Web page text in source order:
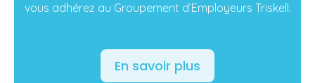
vous adhérez au Groupement d’Employeurs Triskell.
En savoir plus